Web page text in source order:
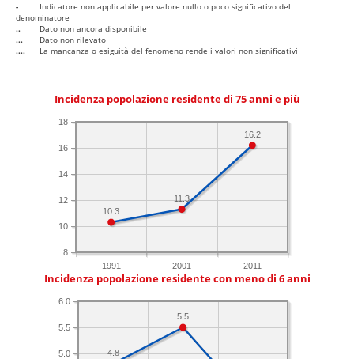
-
Indicatore non applicabile per valore nullo o poco significativo del
denominatore
..
Dato non ancora disponibile
...
Dato non rilevato
....
La mancanza o esiguità del fenomeno rende i valori non significativi
Incidenza popolazione residente di 75 anni e più
1991 2001 2011
8
10
12
14
16
18
16.2
11.3
10.3
Incidenza popolazione residente con meno di 6 anni
5.0
5.5
6.0
5.5
4.8